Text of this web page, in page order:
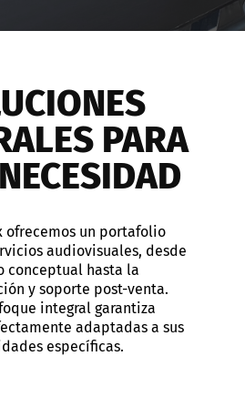
PARA
ofrecemos un portafolio
audiovisuales, desde
conceptual hasta la
y soporte post-venta.
integral garantiza
adaptadas a sus
específicas.